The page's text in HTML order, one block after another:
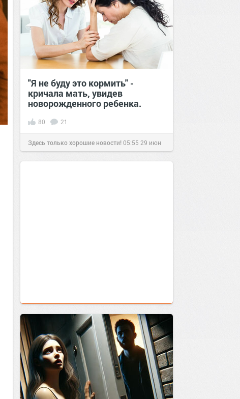
"Я не буду это кормить" -
кричала мать, увидев
новорожденного ребенка.
80 21
Здесь только хорошие новости!05:55 29 июн
2021